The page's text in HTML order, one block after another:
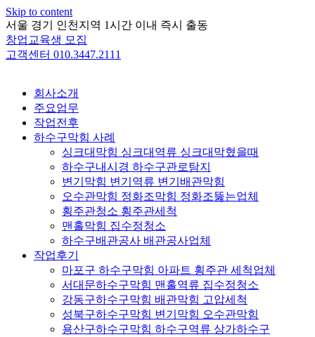
Skip to content
서울 경기 인천지역 1시간 이내 즉시 출동
창업교육생 모집
고객센터 010.3447.2111
회사소개
주요업무
작업전후
하수구막힘 사례
싱크대막힘 싱크대역류 싱크대막혔을때
하수구내시경 하수구관로탐지
변기막힘 변기역류 변기배관막힘
오수관막힘 정화조막힘 정화조뚫는업체
횡주관청소 횡주관세척
맨홀막힘 집수정청소
하수구배관공사 배관공사업체
작업후기
마포구 하수구막힘 아파트 횡주관 세척업체
서대문하수구막힘 맨홀역류 집수정청소
강동구하수구막힘 배관막힘 고압세척
성북구하수구막힘 변기막힘 오수관막힘
용산구하수구막힘 하수구역류 상가하수구